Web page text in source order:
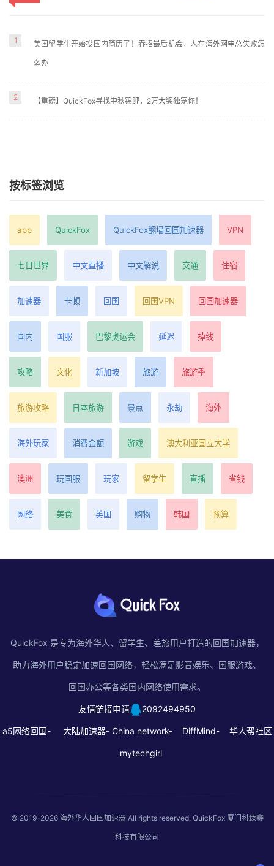
1 美国留学生开始投国内简历了！春招最后机会，人在海外网申总失败怎
么办
2 【重磅】QuickFox寻找中秋锦鲤，2万大奖独宠你！
按标签浏览
app QuickFox QuickFox翻墙回国加速器 VPN
七日世界 中文直播 中文解说 交通 住宿
加速器 卡顿 回国 回国VPN 回国加速器
国内 国服 巴黎奥运会 延迟 掉线
攻略 文化 新加坡 旅游 旅游季
旅游攻略 日本旅游 景点 永劫 海外
海外玩家 消费金额 游戏 澳大利亚国立大学
澳洲 玩国服 玩家 留学生 直播 省钱
网络 美食 英国 购物 韩国 预算
QuickFox 是专为海外华人、留学生、差旅用户打造的回国加速器，
助力海外用户稳定加速回国网络，轻松满足影音娱乐、国服游戏、
回国办公等各类国内网络使用需求。
友情链接申请 2092494950
a5网络回国- 大陆加速器- China network- DiffMind- 华人帮社区
mytechgirl
© 2019-2026 海外华人回国加速器All rights reserved. QuickFox 厦门科臻赛
科技有限公司